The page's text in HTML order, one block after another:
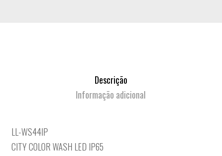
Descrição
Informação adicional
LL-WS44IP
CITY COLOR WASH LED IP65